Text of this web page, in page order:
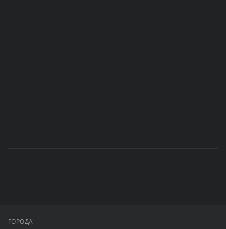
ГОРОДА